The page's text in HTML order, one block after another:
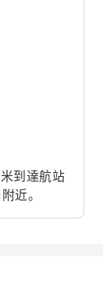
到達航站
近。